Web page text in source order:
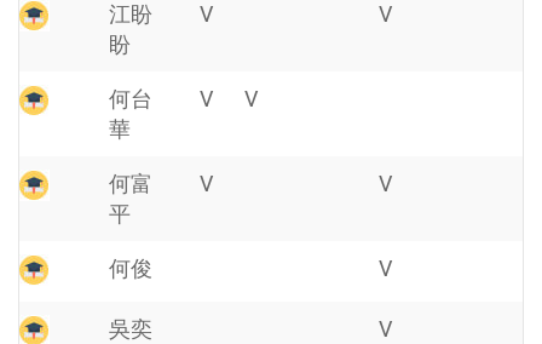
江盼
盼
V V
何台
華
V V
何富
平
V V
何俊 V
吳奕
V